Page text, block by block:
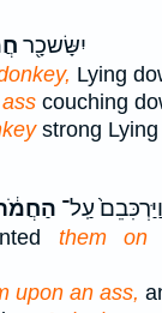
יִשָּׂשכָ֖ר
Lying
ass couching
strong Lying
וַיַּרְכִּבֵם֙ עַֽל־
them on
upon an ass,